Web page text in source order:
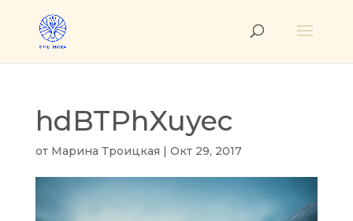
hdBTPhXuyec
от Марина Троицкая | Окт 29, 2017